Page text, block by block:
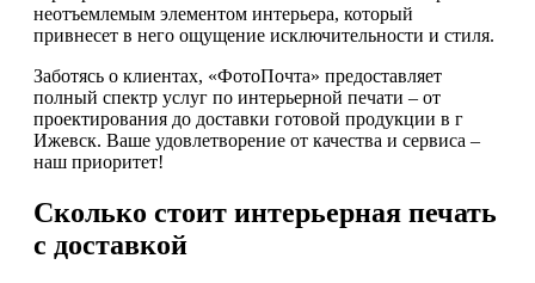
неотъемлемым элементом интерьера, который
привнесет в него ощущение исключительности и стиля.
Заботясь о клиентах, «ФотоПочта» предоставляет
полный спектр услуг по интерьерной печати – от
проектирования до доставки готовой продукции в г
Ижевск. Ваше удовлетворение от качества и сервиса –
наш приоритет!
Сколько стоит интерьерная печать
с доставкой